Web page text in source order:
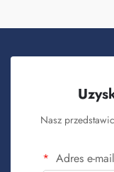
Nasz
Adres e-mail